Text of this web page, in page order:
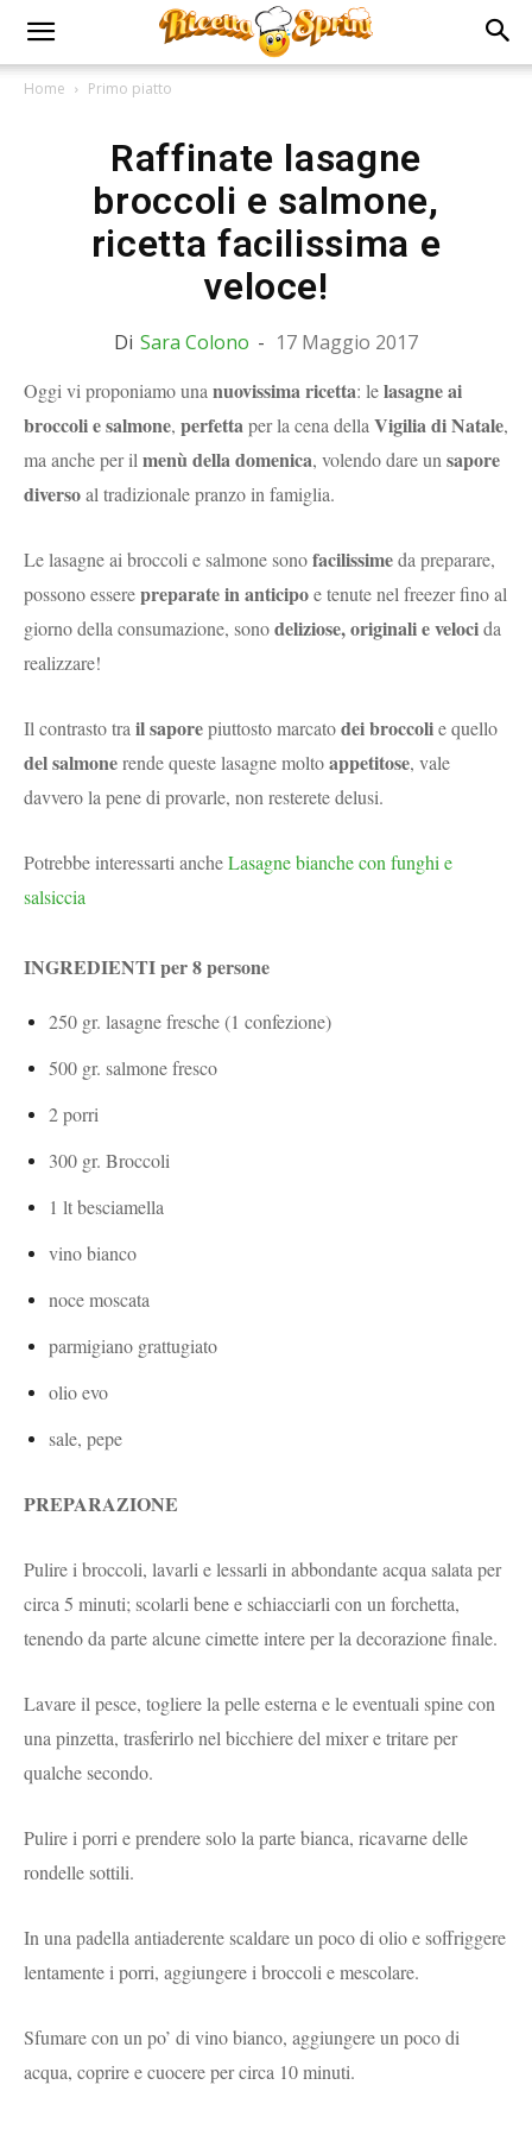
Home Primo piatto
Raffinate lasagne
broccoli e salmone,
ricetta facilissima e
veloce!
Di Sara Colono - 17 Maggio 2017
Oggi vi proponiamo una nuovissima ricetta: lelasagne ai
broccoli e salmone, perfettaper la cena della Vigilia di Natale,
ma anche per il menù della domenica, volendo dare un sapore
diversoal tradizionale pranzo in famiglia.
Le lasagne ai broccoli e salmone sonofacilissimeda preparare,
possono esserepreparate in anticipoe tenute nel freezer fino al
giorno della consumazione, sonodeliziose, originali e velocida
realizzare!
Il contrasto tra il saporepiuttosto marcatodei broccolie quello
del salmonerende queste lasagne moltoappetitose, vale
davvero la pene di provarle, non resterete delusi.
Potrebbe interessarti ancheLasagne bianche con funghi e
salsiccia
INGREDIENTI per 8 persone
250 gr. lasagne fresche (1 confezione)
500 gr. salmone fresco
2 porri
300 gr. Broccoli
1 lt besciamella
vino bianco
noce moscata
parmigiano grattugiato
olio evo
sale, pepe
PREPARAZIONE
Pulire i broccoli, lavarli e lessarli in abbondante acqua salata per
circa 5 minuti; scolarli bene e schiacciarli con un forchetta,
tenendo da parte alcune cimette intere per la decorazione finale.
Lavare il pesce, togliere la pelle esterna e le eventuali spine con
una pinzetta, trasferirlo nel bicchiere del mixer e tritare per
qualche secondo.
Pulire i porri e prendere solo la parte bianca, ricavarne delle
rondelle sottili.
In una padella antiaderente scaldare un poco di olio e soffriggere
lentamente i porri, aggiungere i broccoli e mescolare.
Sfumare con un po’ di vino bianco, aggiungere un poco di
acqua, coprire e cuocere per circa 10 minuti.